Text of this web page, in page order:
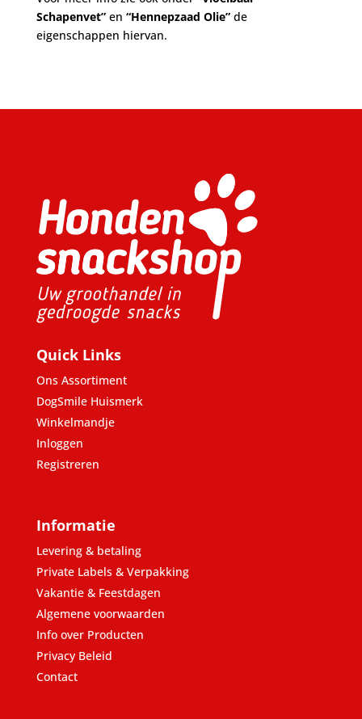
Schapenvet”en “Hennepzaad Olie”de
eigenschappen hiervan.
Quick Links
Ons Assortiment
DogSmile Huismerk
Winkelmandje
Inloggen
Registreren
Informatie
Levering & betaling
Private Labels & Verpakking
Vakantie & Feestdagen
Algemene voorwaarden
Info over Producten
Privacy Beleid
Contact